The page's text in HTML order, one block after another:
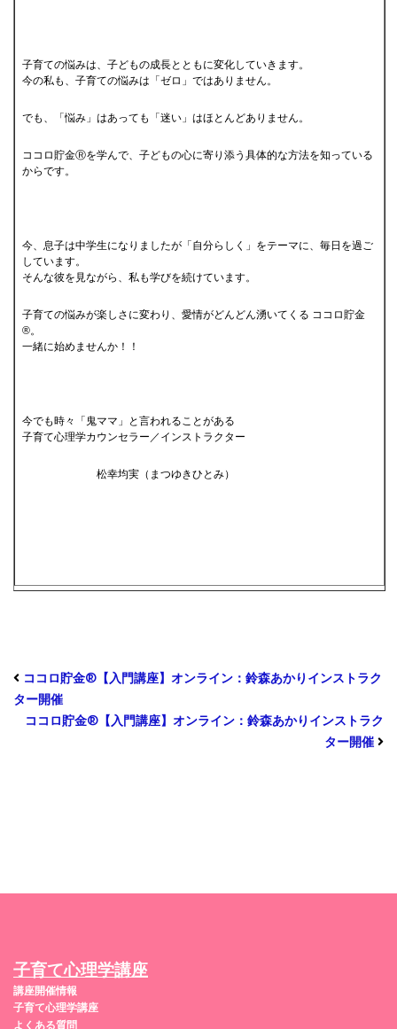
子育ての悩みは、子どもの成長とともに変化していきます。
今の私も、子育ての悩みは「ゼロ」ではありません。
でも、「悩み」はあっても「迷い」はほとんどありません。
ココロ貯金Ⓡを学んで、子どもの心に寄り添う具体的な方法を知っている
からです。
今、息子は中学生になりましたが「自分らしく」をテーマに、毎日を過ご
しています。
そんな彼を見ながら、私も学びを続けています。
子育ての悩みが楽しさに変わり、愛情がどんどん湧いてくる ココロ貯金
®。
一緒に始めませんか！！
今でも時々「鬼ママ」と言われることがある
子育て心理学カウンセラー／インストラクター
松幸均実（まつゆきひとみ）
ココロ貯金®︎【入門講座】オンライン：鈴森あかりインストラク
ター開催
ココロ貯金®︎【入門講座】オンライン：鈴森あかりインストラク
ター開催
子育て心理学講座
講座開催情報
子育て心理学講座
よくある質問